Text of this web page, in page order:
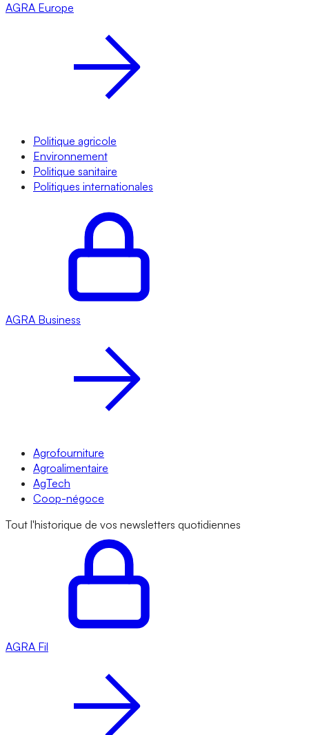
AGRA Europe
Politique agricole
Environnement
Politique sanitaire
Politiques internationales
AGRA Business
Agrofourniture
Agroalimentaire
AgTech
Coop-négoce
Tout l'historique de vos newsletters quotidiennes
AGRA Fil